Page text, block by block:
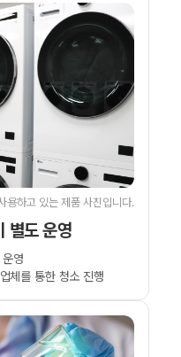
용하고 있는 제품 사진입니다.
별도 운영
영
체를 통한 청소 진행